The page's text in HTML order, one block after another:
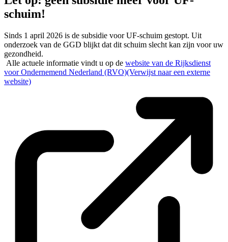
schuim!
Sinds 1 april 2026 is de subsidie voor UF-schuim gestopt. Uit
onderzoek van de GGD blijkt dat dit schuim slecht kan zijn voor uw
gezondheid.
Alle actuele informatie vindt u op de website van de Rijksdienst
voor Ondernemend Nederland (RVO)(Verwijst naar een externe
website)